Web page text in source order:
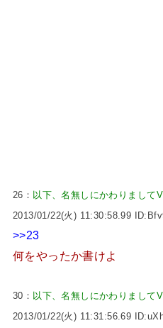
26： 以下、名無しにかわりまして
2013/01/22(火) 11:30:58.99
>>23
何をやったか書けよ
30： 以下、名無しにかわりまして
2013/01/22(火) 11:31:56.69